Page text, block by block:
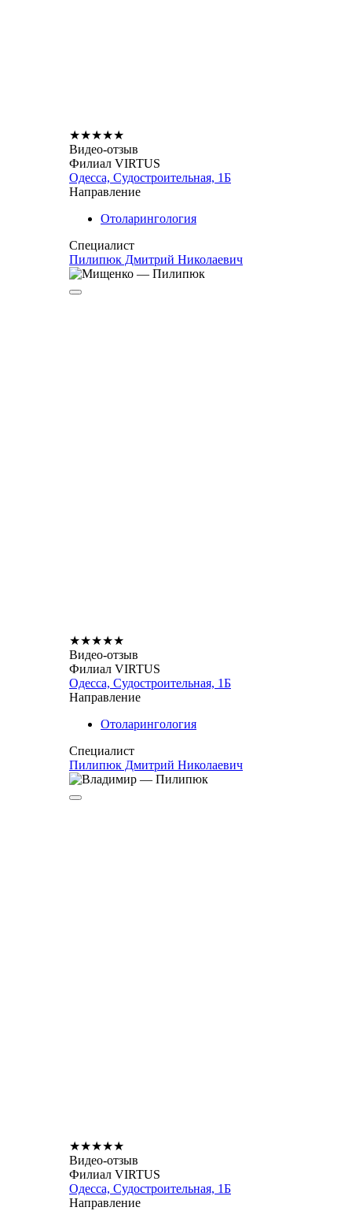
★★★★★
Видео-отзыв
Филиал VIRTUS
Одесса, Судостроительная, 1Б
Направление
Отоларингология
Специалист
Пилипюк Дмитрий Николаевич
★★★★★
Видео-отзыв
Филиал VIRTUS
Одесса, Судостроительная, 1Б
Направление
Отоларингология
Специалист
Пилипюк Дмитрий Николаевич
★★★★★
Видео-отзыв
Филиал VIRTUS
Одесса, Судостроительная, 1Б
Направление